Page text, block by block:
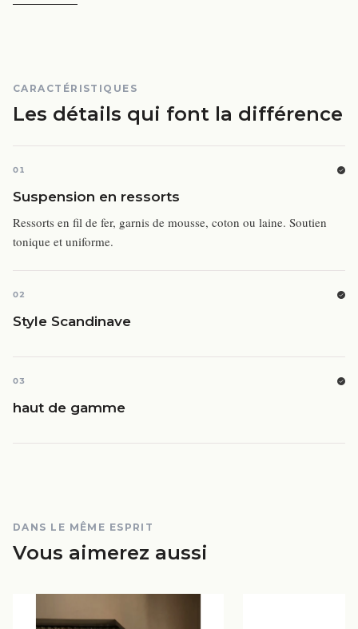
CARACTÉRISTIQUES
Les détails qui font la différence
01
Suspension en ressorts
Ressorts en fil de fer, garnis de mousse, coton ou laine. Soutien
tonique et uniforme.
02
Style Scandinave
03
haut de gamme
DANS LE MÊME ESPRIT
Vous aimerez aussi